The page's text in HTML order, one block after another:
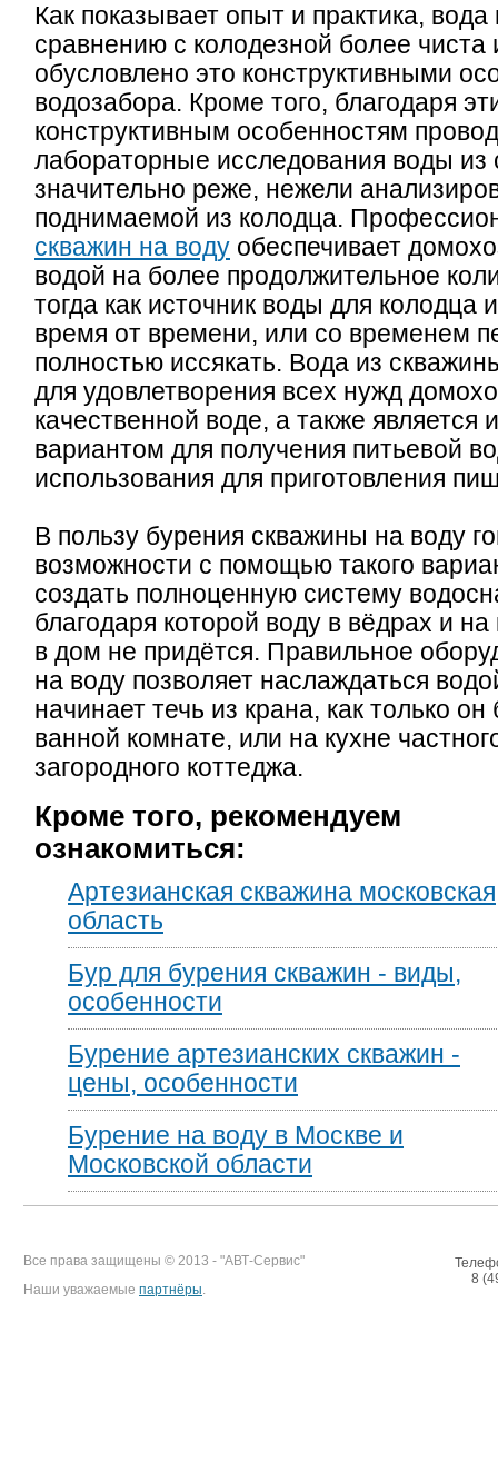
Как показывает опыт и практика,
сравнению с колодезной более чиста
обусловлено это конструктивными
водозабора. Кроме того, благодаря
конструктивным особенностям
лабораторные исследования воды
значительно реже, нежели
поднимаемой из колодца.
скважин на воду обеспечивает
водой на более продолжительное
тогда как источник воды для колодца
время от времени, или со временем
полностью иссякать. Вода из
для удовлетворения всех нужд
качественной воде, а также является
вариантом для получения питьевой
использования для приготовления
В пользу бурения скважины на воду
возможности с помощью такого
создать полноценную систему
благодаря которой воду в вёдрах и
в дом не придётся. Правильное
на воду позволяет наслаждаться
начинает течь из крана, как только он
ванной комнате, или на кухне
загородного коттеджа.
Кроме того, рекомендуем
ознакомиться:
Артезианская скважина московская
область
Бур для бурения скважин - виды,
особенности
Бурение артезианских скважин -
цены, особенности
Бурение на воду в Москве и
Московской области
Все права защищены © 2013 - "АВТ-Сервис"
Наши уважаемые партнёры
8